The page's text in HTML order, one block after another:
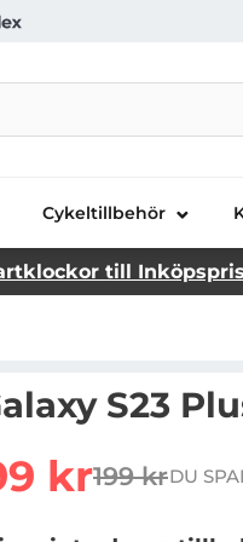
Cykeltillbehör
till Inköpspris
S23
pris
99 krtidigare
199 krDU